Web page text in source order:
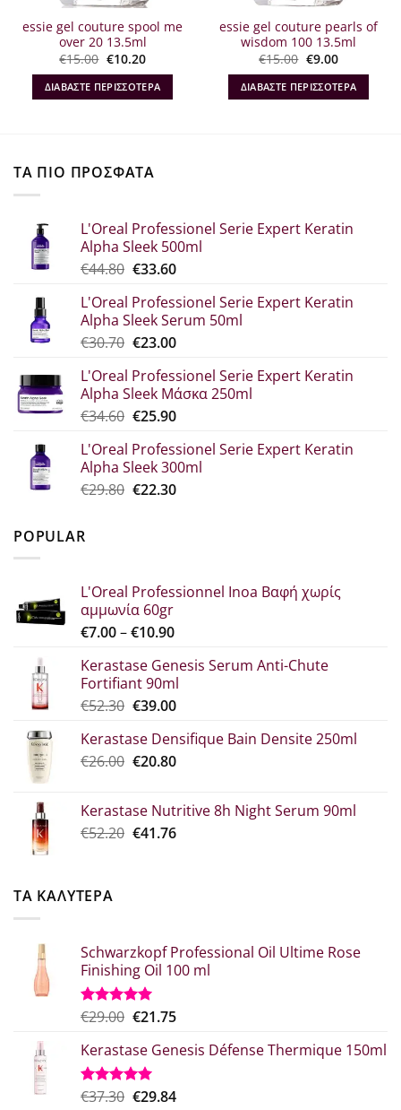
essie gel couture spool me
over 20 13.5ml
€15.00 Original
price
was:
€15.00.
€10.20Η
τιμή
είναι:
€10.20.
ΔΙΑΒΆΣΤΕ ΠΕΡΙΣΣΌΤΕΡΑ
essie gel couture pearls of
wisdom 100 13.5ml
€15.00 Original
price
was:
€15.00.
€9.00Η
τιμή
είναι:
€9.00.
ΔΙΑΒΆΣΤΕ ΠΕΡΙΣΣΌΤΕΡΑ
ΤΑ ΠΙΟ ΠΡΟΣΦΑΤΑ
L'Oreal Professionel Serie Expert Keratin
Alpha Sleek 500ml
€44.80 Original
was:
€44.80.
€33.60Η
τιμή
είναι:
€33.60.
L'Oreal Professionel Serie Expert Keratin
Alpha Sleek Serum 50ml
€30.70 Original
was:
€30.70.
€23.00Η
τιμή
είναι:
€23.00.
L'Oreal Professionel Serie Expert Keratin
Alpha Sleek Μάσκα 250ml
€34.60 Original
was:
€34.60.
€25.90Η
τιμή
είναι:
€25.90.
L'Oreal Professionel Serie Expert Keratin
Alpha Sleek 300ml
€29.80 Original
€22.30Η
POPULAR
L'Oreal Professionnel Inoa Βαφή χωρίς
αμμωνία 60gr
€7.00–€10.90Price
€7.00
through
€10.90
Kerastase Genesis Serum Anti-Chute
Fortifiant 90ml
€52.30 Original
was:
€52.30.
€39.00Η
τιμή
είναι:
Kerastase Densifique Bain Densite 250ml
€26.00 Original
€26.00.
€20.80Η
είναι:
€20.80.
Kerastase Nutritive 8h Night Serum 90ml
€52.20 Original
€41.76Η
ΤΑ ΚΑΛΥΤΕΡΑ
Schwarzkopf Professional Oil Ultime Rose
Finishing Oil 100 ml
Βαθμολογήθηκε
από 5
€29.00 Original
was:
€29.00.
€21.75Η
τιμή
€21.75.
Kerastase Genesis Défense Thermique 150ml
Βαθμολογήθηκε
€37.30 Original
€29.84Η